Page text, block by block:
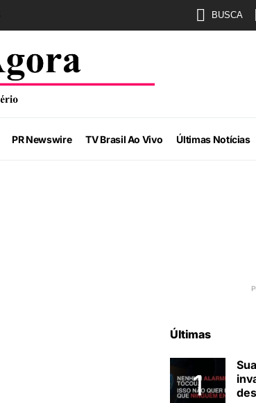
BUSCA
PR Newswire TV Brasil Ao Vivo Últimas Notícias
Últimas